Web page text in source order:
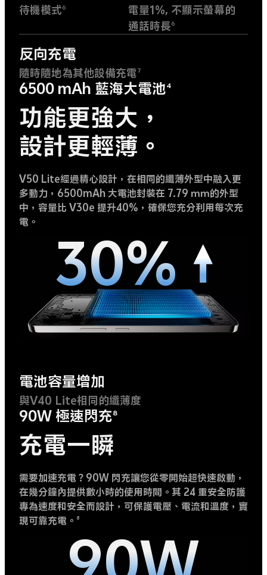
待機模式 6
電量1%, 不顯示螢幕的
通話時長 6
反向充電
隨時隨地為其他設備充電 7
6500 mAh 藍海大電池4
功能更強大，
設計更輕薄。
V50 Lite經過精心設計，在相同的纖薄外型中融入更
多動力，6500mAh 大電池封裝在 7.79 ｍｍ的外型
中，容量比 V30e 提升40%，確保您充分利用每次充
電。
30%
電池容量增加
與V40 Lite相同的纖薄度
90W 極速閃充8
充電一瞬
需要加速充電？90W 閃充讓您從零開始超快速啟動，
在幾分鐘內提供數小時的使用時間。其 24 重安全防護
專為速度和安全而設計，可保護電壓、電流和溫度，實
現可靠充電。
8